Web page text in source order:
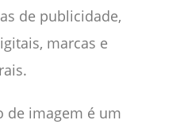
de publicidade,
marcas e
de imagem é um